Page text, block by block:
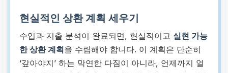
현실적인 상환 계획 세우기
수입과 지출 분석이 완료되면, 현실적이고 실현 가능
한 상환 계획을 수립해야 합니다. 이 계획은 단순히
‘갚아야지’ 하는 막연한 다짐이 아니라, 언제까지 얼